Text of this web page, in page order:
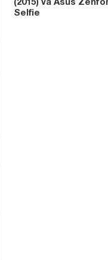
Selfie